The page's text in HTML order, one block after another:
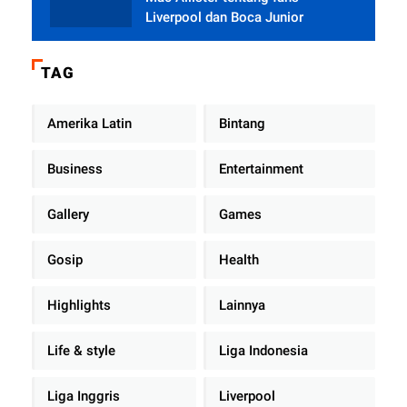
Liverpool dan Boca Junior
TAG
Amerika Latin Bintang
Business Entertainment
Gallery Games
Gosip Health
Highlights Lainnya
Life & style Liga Indonesia
Liga Inggris Liverpool